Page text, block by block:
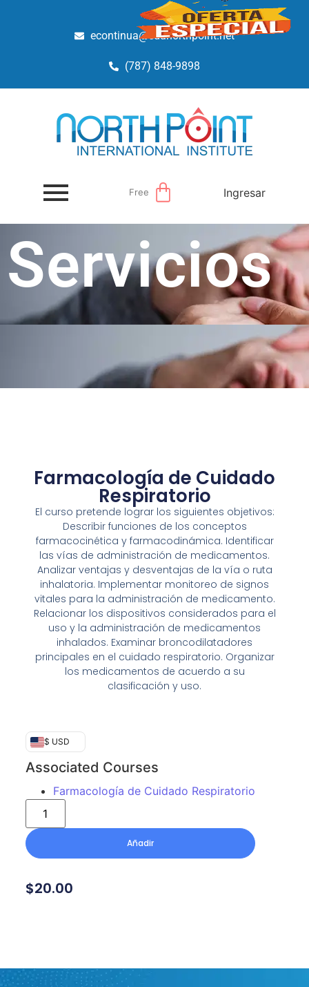
econtinua@edunorthpoint.net
(787) 848-9898
Free Ingresar
Servicios
Farmacología de Cuidado
Respiratorio
El curso pretende lograr los siguientes objetivos:
Describir funciones de los conceptos
farmacocinética y farmacodinámica. Identificar
las vías de administración de medicamentos.
Analizar ventajas y desventajas de la vía o ruta
inhalatoria. Implementar monitoreo de signos
vitales para la administración de medicamento.
Relacionar los dispositivos considerados para el
uso y la administración de medicamentos
inhalados. Examinar broncodilatadores
principales en el cuidado respiratorio. Organizar
los medicamentos de acuerdo a su
clasificación y uso.
$ USD
Associated Courses
Farmacología de Cuidado Respiratorio
Añadir
$20.00